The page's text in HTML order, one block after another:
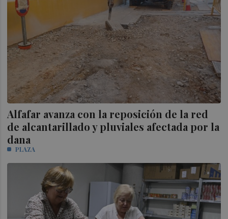
Alfafar avanza con la reposición de la red
de alcantarillado y pluviales afectada por la
dana
PLAZA